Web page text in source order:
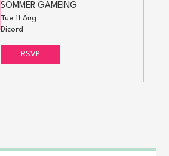
SOMMER GAMEING
Tue 11 Aug
Dicord
RSVP